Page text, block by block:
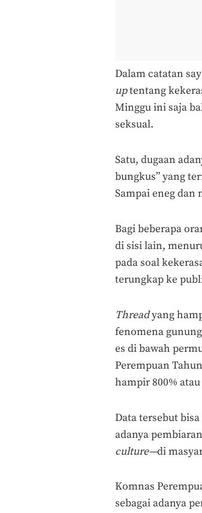
Dalam catatan
uptentang
Minggu ini saja
seksual.
Satu, dugaan
bungkus” yang
Sampai eneg dan
Bagi beberapa
di sisi lain,
pada soal
terungkap ke
Threadyang
fenomena
es di bawah
Perempuan
hampir 800% atau
Data tersebut
adanya
culture—di
Komnas
sebagai adanya